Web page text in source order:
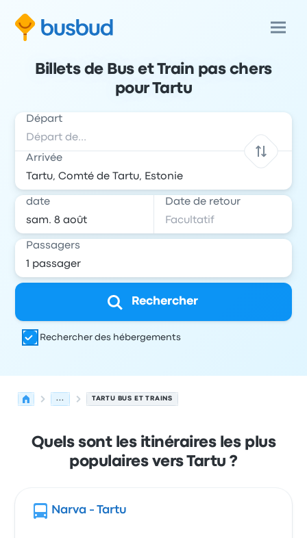
Billets de Bus et Train pas chers
pour Tartu
Départ
Arrivée
date Date de retour
Passagers
Rechercher
Rechercher des hébergements
... TARTU BUS ET TRAINS
Quels sont les itinéraires les plus
populaires vers Tartu ?
Narva - Tartu